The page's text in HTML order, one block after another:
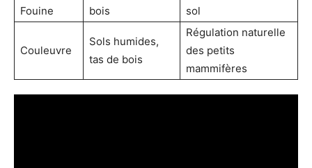
Fouine
bois
sol
Couleuvre
Sols humides,
tas de bois
Régulation naturelle
des petits
mammifères